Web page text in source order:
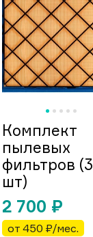
Комплект
пылевых
фильтров (3
шт)
2 700 ₽
от 450 ₽/мес.